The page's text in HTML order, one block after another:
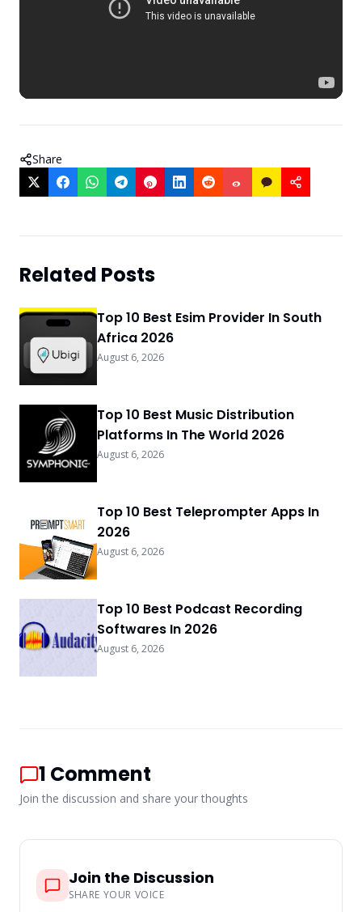
Share
Related Posts
Top 10 Best Esim Provider In South
Africa 2026
August 6, 2026
Top 10 Best Music Distribution
Platforms In The World 2026
August 6, 2026
Top 10 Best Teleprompter Apps In
2026
August 6, 2026
Top 10 Best Podcast Recording
Softwares In 2026
August 6, 2026
1 Comment
Join the discussion and share your thoughts
Join the Discussion
SHARE YOUR VOICE